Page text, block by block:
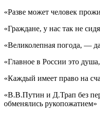
«Разве может человек
«Граждане, у нас так не
«Великолепная погода, —
«Главное в России это
«Каждый имеет право на
«В.В.Путин и Д.Трап без
обменялись рукопожатием»